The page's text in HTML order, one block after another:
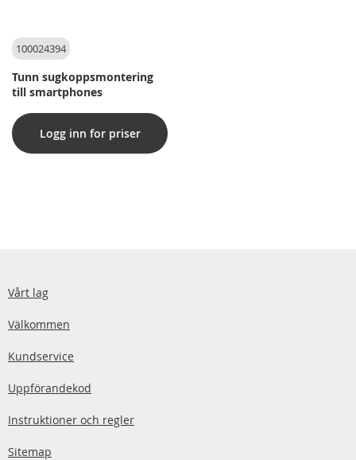
100024394
Tunn sugkoppsmontering
till smartphones
Logg inn for priser
Vårt lag
Välkommen
Kundservice
Uppförandekod
Instruktioner och regler
Sitemap